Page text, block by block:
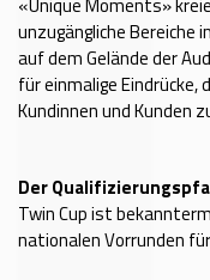
«Unique Moments»
unzugängliche
auf dem Gelände der
für einmalige Eindrücke,
Kundinnen und Kunden
Der
Twin Cup ist
nationalen Vorrunden